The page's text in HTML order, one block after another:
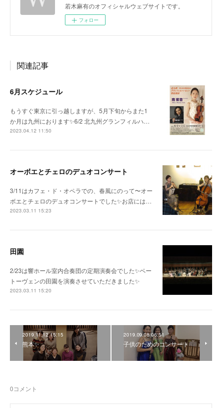
若木麻有のオフィシャルウェブサイトです。
フォロー
関連記事
6月スケジュール
もうすぐ東京に引っ越しますが、5月下旬からまた1
か月は九州におります✨6/2 北九州グランフィルハ…
2023.04.12 11:50
オーボエとチェロのデュオコンサート
3/11はカフェ・ド・オペラでの、春風にのって〜オー
ボエとチェロのデュオコンサートでした✨お店には…
2023.03.11 15:23
田園
2/23は響ホール室内合奏団の定期演奏会でした✨ベー
トーヴェンの田園を演奏させていただきました✨
2023.03.11 15:20
2019.11.12 15:15
熊本✨
2019.09.08 06:51
子供のためのコンサート
0コメント